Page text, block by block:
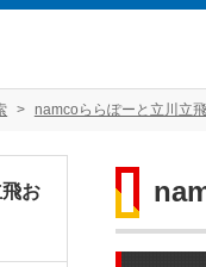
namcoららぽーと立川立
お